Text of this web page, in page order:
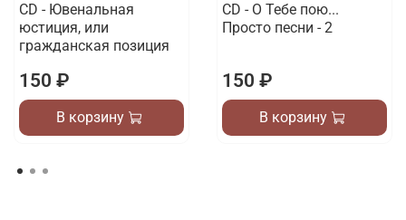
CD - Ювенальная
юстиция, или
гражданская позиция
150 ₽
В корзину
CD - О Тебе пою...
Просто песни - 2
150 ₽
В корзину